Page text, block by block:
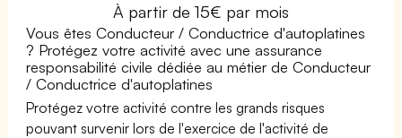
À partir de 15€ par mois
Vous êtes Conducteur / Conductrice d'autoplatines
? Protégez votre activité avec une assurance
responsabilité civile dédiée au métier de Conducteur
/ Conductrice d'autoplatines
Protégez votre activité contre les grands risques
pouvant survenir lors de l'exercice de l'activité de